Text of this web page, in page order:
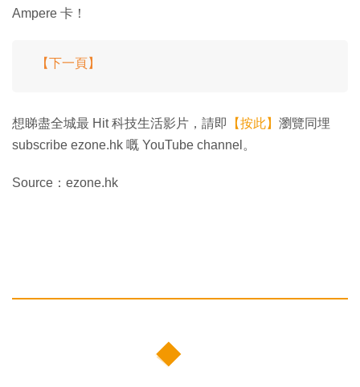
Ampere 卡！
【下一頁】
想睇盡全城最 Hit 科技生活影片，請即 【按此】 瀏覽同埋
subscribe ezone.hk 嘅 YouTube channel。
Source：ezone.hk